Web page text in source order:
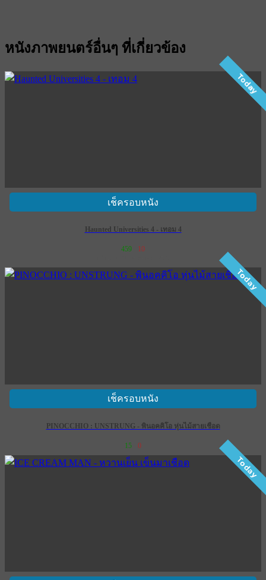
หนังภาพยนตร์อื่นๆ ที่เกี่ยวข้อง
Today
เช็ครอบหนัง
Haunted Universities 4 - เทอม 4
459 10
Today
เช็ครอบหนัง
PINOCCHIO : UNSTRUNG - พินอคคิโอ หุ่นไม้สายเชือด
15 0
Today